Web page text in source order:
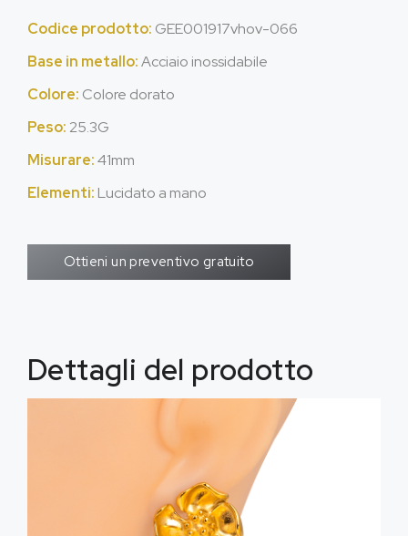
Codice prodotto: GEE001917vhov-066
Base in metallo:Acciaio inossidabile
Colore: Colore dorato
Peso: 25.3G
Misurare:41mm
Elementi: Lucidato a mano
Ottieni un preventivo gratuito
Dettagli del prodotto